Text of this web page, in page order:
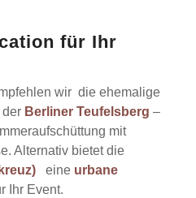
für Ihr
wir die ehemalige
Berliner Teufelsberg –
mit
Alternativ bietet die
eine urbane
Ihr Event.